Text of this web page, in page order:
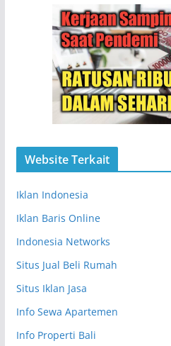
Website Terkait
Iklan Indonesia
Iklan Baris Online
Indonesia Networks
Situs Jual Beli Rumah
Situs Iklan Jasa
Info Sewa Apartemen
Info Properti Bali